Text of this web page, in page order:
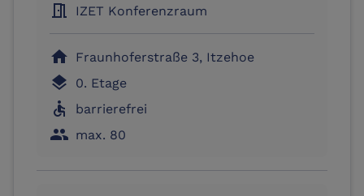
meeting_room IZET Konferenzraum
home Fraunhoferstraße 3, Itzehoe
layers 0. Etage
accessible barrierefrei
people max. 80